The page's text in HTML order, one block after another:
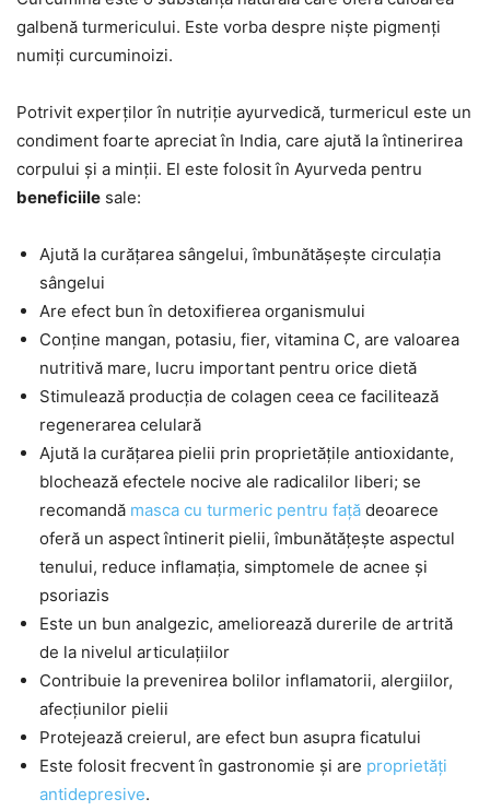
galbenă turmericului. Este vorba despre niște pigmenți
numiți curcuminoizi.
Potrivit experților în nutriție ayurvedică, turmericul este un
condiment foarte apreciat în India, care ajută la întinerirea
corpului și a minții. El este folosit în Ayurveda pentru
beneficiile sale:
Ajută la curățarea sângelui, îmbunătășește circulația
sângelui
Are efect bun în detoxifierea organismului
Conține mangan, potasiu, fier, vitamina C, are valoarea
nutritivă mare, lucru important pentru orice dietă
Stimulează producția de colagen ceea ce facilitează
regenerarea celulară
Ajută la curățarea pielii prin proprietățile antioxidante,
blochează efectele nocive ale radicalilor liberi; se
recomandă masca cu turmeric pentru față deoarece
oferă un aspect întinerit pielii, îmbunătățește aspectul
tenului, reduce inflamația, simptomele de acnee și
psoriazis
Este un bun analgezic, ameliorează durerile de artrită
de la nivelul articulațiilor
Contribuie la prevenirea bolilor inflamatorii, alergiilor,
afecțiunilor pielii
Protejează creierul, are efect bun asupra ficatului
Este folosit frecvent în gastronomie și are proprietăți
antidepresive.